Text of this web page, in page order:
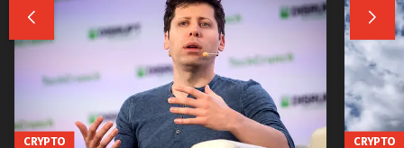
 
CRYPTO CRYPTO